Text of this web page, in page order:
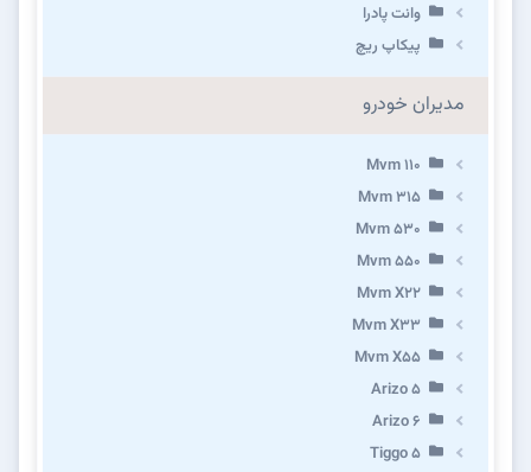
وانت پادرا
پیکاپ ریچ
مدیران خودرو
Mvm 110
Mvm 315
Mvm 530
Mvm 550
Mvm X22
Mvm X33
Mvm X55
Arizo 5
Arizo 6
Tiggo 5